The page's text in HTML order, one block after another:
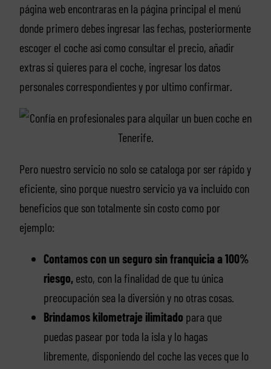
página web encontraras en la página principal el menú
donde primero debes ingresar las fechas, posteriormente
escoger el coche así como consultar el precio, añadir
extras si quieres para el coche, ingresar los datos
personales correspondientes y por ultimo confirmar.
Pero nuestro servicio no solo se cataloga por ser rápido y
eficiente, sino porque nuestro servicio ya va incluido con
beneficios que son totalmente sin costo como por
ejemplo:
Contamos con un seguro sin franquicia a 100%
riesgo,esto, con la finalidad de que tu única
preocupación sea la diversión y no otras cosas.
Brindamos kilometraje ilimitado para que
puedas pasear por toda la isla y lo hagas
libremente, disponiendo del coche las veces que lo